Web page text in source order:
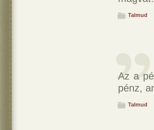
Talmud
Az a
pénz,
Talmud